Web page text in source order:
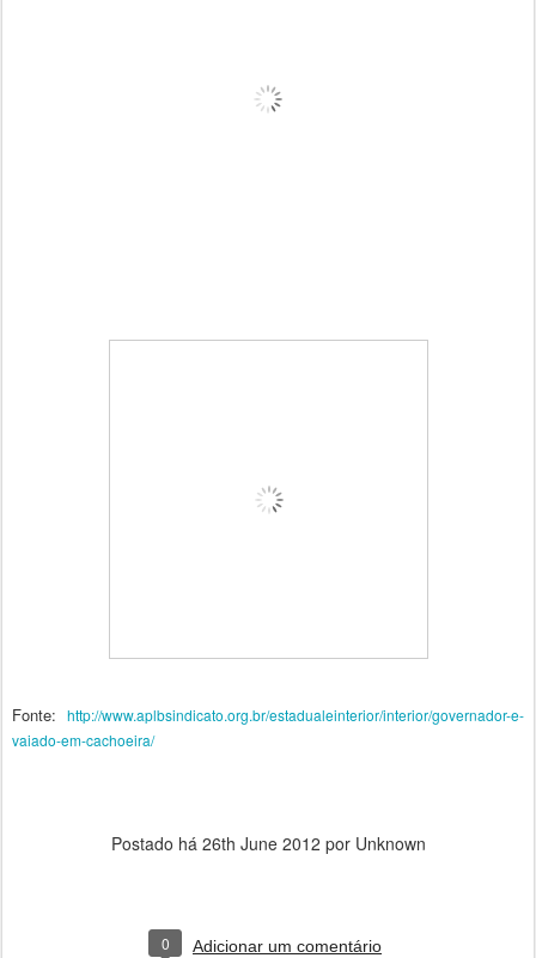
Fonte: http://www.aplbsindicato.org.br/estadualeinterior/interior/governador-e-
vaiado-em-cachoeira/
Postado há 26th June 2012 por Unknown
0 Adicionar um comentário